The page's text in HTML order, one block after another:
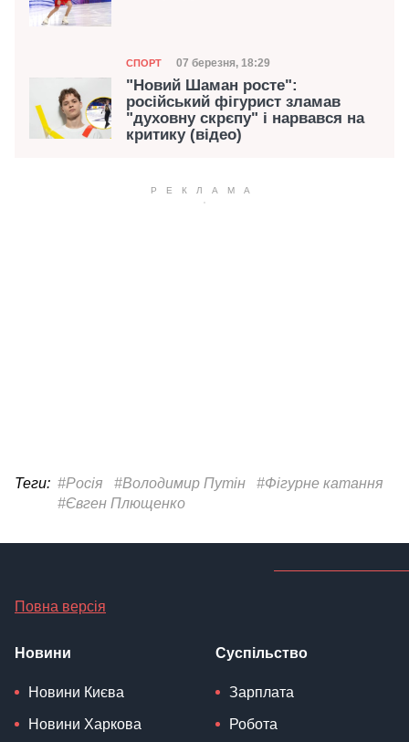
Категорія
СПОРТ Дата публікації
07 березня, 18:29
"Новий Шаман росте":
російський фігурист зламав
"духовну скрєпу" і нарвався на
критику (відео)
Теги: #Росія #Володимир Путін
#Фігурне катання
#Євген Плющенко
Повна версія
Новини
Новини Києва
Новини Харкова
Суспільство
Зарплата
Робота